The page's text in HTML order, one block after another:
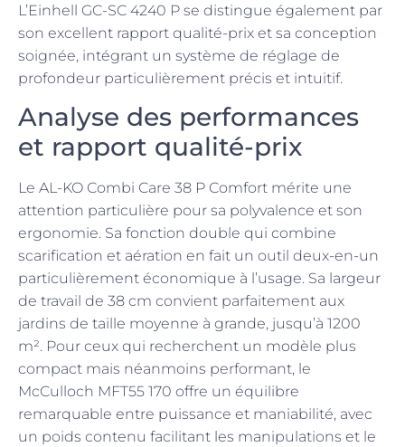
L’Einhell GC-SC 4240 P se distingue également par
son excellent rapport qualité-prix et sa conception
soignée, intégrant un système de réglage de
profondeur particulièrement précis et intuitif.
Analyse des performances
et rapport qualité-prix
Le AL-KO Combi Care 38 P Comfort mérite une
attention particulière pour sa polyvalence et son
ergonomie. Sa fonction double qui combine
scarification et aération en fait un outil deux-en-un
particulièrement économique à l’usage. Sa largeur
de travail de 38 cm convient parfaitement aux
jardins de taille moyenne à grande, jusqu’à 1200
m². Pour ceux qui recherchent un modèle plus
compact mais néanmoins performant, le
McCulloch MFT55 170 offre un équilibre
remarquable entre puissance et maniabilité, avec
un poids contenu facilitant les manipulations et le